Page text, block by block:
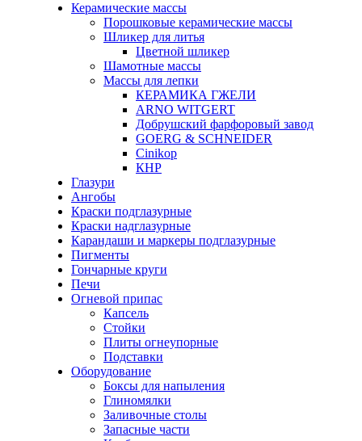
Керамические массы
Порошковые керамические массы
Шликер для литья
Цветной шликер
Шамотные массы
Массы для лепки
КЕРАМИКА ГЖЕЛИ
ARNO WITGERT
Добрушский фарфоровый завод
GOERG & SCHNEIDER
Cinikop
КНР
Глазури
Ангобы
Краски подглазурные
Краски надглазурные
Карандаши и маркеры подглазурные
Пигменты
Гончарные круги
Печи
Огневой припас
Капсель
Стойки
Плиты огнеупорные
Подставки
Оборудование
Боксы для напыления
Глиномялки
Заливочные столы
Запасные части